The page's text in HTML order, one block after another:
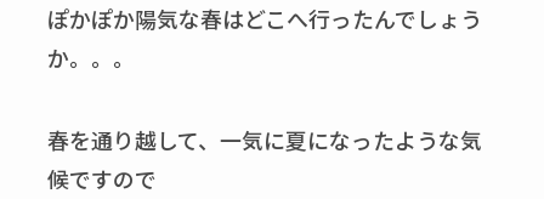
ぽかぽか陽気な春はどこへ行ったんでしょう
か。。。
春を通り越して、一気に夏になったような気
候ですので